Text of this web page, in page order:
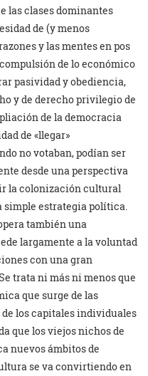
las clases dominantes
de (y menos
y las mentes en pos
de lo económico
pasividad y obediencia,
y de derecho privilegio de
de la democracia
de «llegar»
no votaban, podían ser
desde una perspectiva
la colonización cultural
simple estrategia política.
también una
largamente a la voluntad
con una gran
trata ni más ni menos que
que surge de las
los capitales individuales
que los viejos nichos de
nuevos ámbitos de
se va convirtiendo en